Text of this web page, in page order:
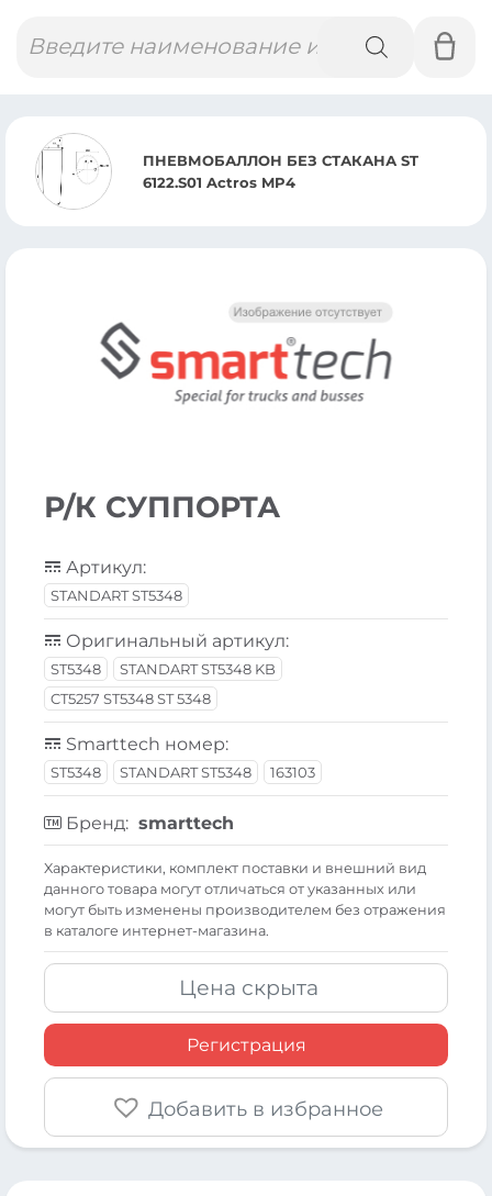
товаров
ПНЕВМОБАЛЛОН БЕЗ СТАКАНА ST
6122.S01 Actros MP4
Р/К СУППОРТА
Артикул:
STANDART ST5348
Оригинальный артикул:
ST5348
STANDART ST5348 KB
CT5257 ST5348 ST 5348
Smarttech номер:
ST5348 STANDART ST5348 163103
Бренд: smarttech
Xарактеристики, комплект поставки и внешний вид
данного товара могут отличаться от указанных или
могут быть изменены производителем без отражения
в каталоге интернет-магазина.
Цена скрыта
Регистрация
Добавить в избранное